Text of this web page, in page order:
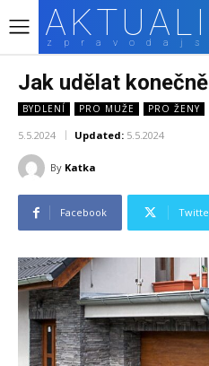
Jak udělat
BYDLENÍ PRO MUŽE PRO ŽENY
5.5.2024 Updated: 5.5.2024
By Katka
Facebook